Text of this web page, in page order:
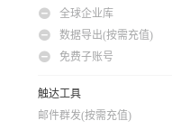
全球企业库
数据导出(按需充值)
免费子账号
触达工具
邮件群发(按需充值)